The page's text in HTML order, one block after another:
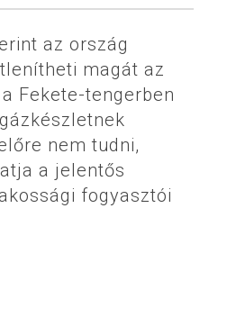
az ország
magát az
Fekete-tengerben
nem tudni,
a jelentős
fogyasztói